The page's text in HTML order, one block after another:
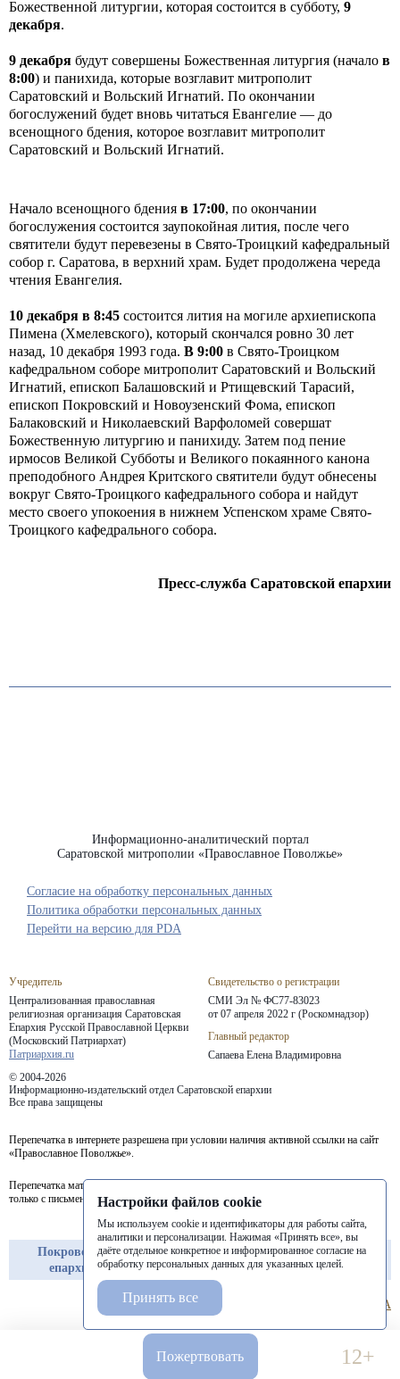
Божественной литургии, которая состоится в субботу, 9
декабря.
9 декабря будут совершены Божественная литургия (начало в
8:00) и панихида, которые возглавит митрополит
Саратовский и Вольский Игнатий. По окончании
богослужений будет вновь читаться Евангелие — до
всенощного бдения, которое возглавит митрополит
Саратовский и Вольский Игнатий.
Начало всенощного бдения в 17:00, по окончании
богослужения состоится заупокойная лития, после чего
святители будут перевезены в Свято-Троицкий кафедральный
собор г. Саратова, в верхний храм. Будет продолжена череда
чтения Евангелия.
10 декабря в 8:45 состоится лития на могиле архиепископа
Пимена (Хмелевского), который скончался ровно 30 лет
назад, 10 декабря 1993 года. В 9:00 в Свято-Троицком
кафедральном соборе митрополит Саратовский и Вольский
Игнатий, епископ Балашовский и Ртищевский Тарасий,
епископ Покровский и Новоузенский Фома, епископ
Балаковский и Николаевский Варфоломей совершат
Божественную литургию и панихиду. Затем под пение
ирмосов Великой Субботы и Великого покаянного канона
преподобного Андрея Критского святители будут обнесены
вокруг Свято-Троицкого кафедрального собора и найдут
место своего упокоения в нижнем Успенском храме Свято-
Троицкого кафедрального собора.
Пресс-служба Саратовской епархии
Информационно-аналитический портал
Саратовской митрополии «Православное Поволжье»
Учредитель
Централизованная православная
религиозная организация Саратовская
Епархия Русской Православной Церкви
(Московский Патриархат)
Патриархия.ru
Свидетельство о регистрации
СМИ Эл № ФС77-83023
от 07 апреля 2022 г (Роскомнадзор)
Главный редактор
Сапаева Елена Владимировна
© 2004-2026
Информационно-издательский отдел Саратовской епархии
Все права защищены
Согласие на обработку персональных данных
Политика обработки персональных данных
Перепечатка в интернете разрешена при условии наличия активной ссылки на сайт
«Православное Поволжье».
Перепечатка материалов портала в печатных изданиях (книгах, прессе) возможна
только с письменного разрешения редакции.
Покровская
епархия
Балашовская
епархия
Балаковская
епархия
Перейти на версию для PDA
Пожертвовать 12+
Настройки файлов cookie
Мы используем cookie и идентификаторы для работы сайта,
аналитики и персонализации. Нажимая «Принять все», вы
даёте отдельное конкретное и информированное согласие на
обработку персональных данных для указанных целей.
Принять все